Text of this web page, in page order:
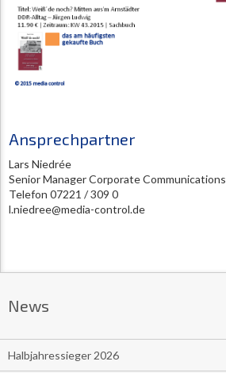
Ansprechpartner
Lars Niedrée
Senior Manager Corporate Communications
Telefon 07221 / 309 0
l.niedree@media-control.de
News
Halbjahressieger 2026